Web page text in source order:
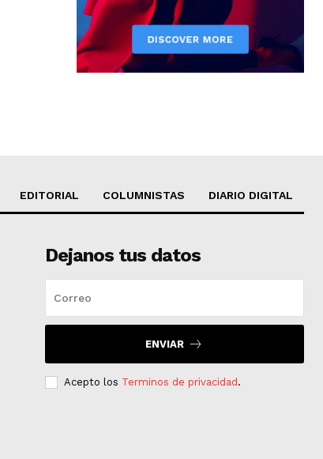
EDITORIAL COLUMNISTAS DIARIO DIGITAL
Dejanos tus datos
ENVIAR
Acepto los Terminos de privacidad .